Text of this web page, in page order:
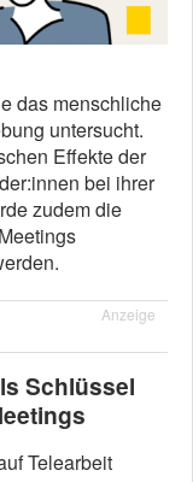
das menschliche
untersucht.
Effekte der
bei ihrer
zudem die
Anzeige
Schlüssel
Telearbeit